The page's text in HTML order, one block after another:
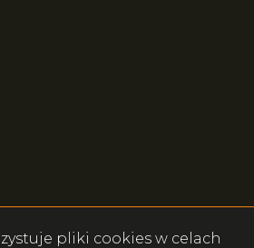
pliki cookies w celach